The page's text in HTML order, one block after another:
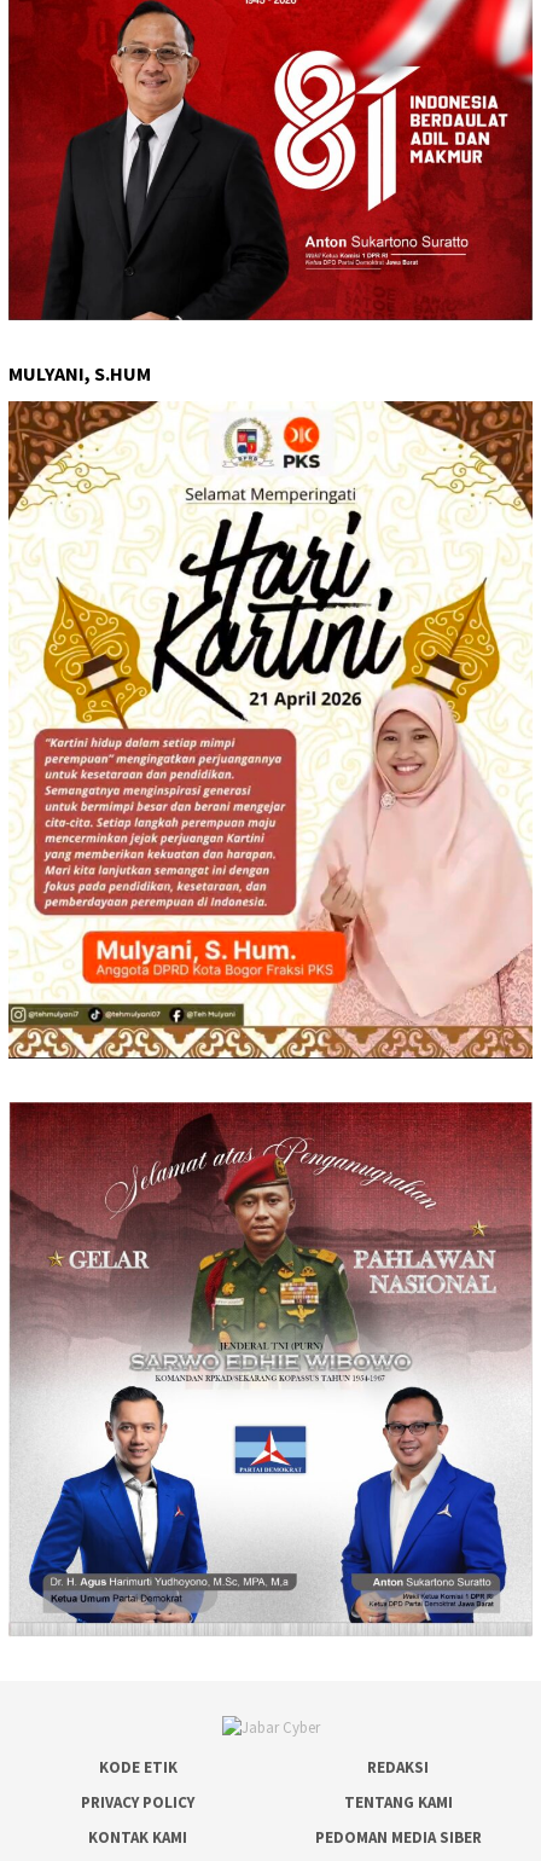
MULYANI, S.HUM
KODE ETIK
REDAKSI
PRIVACY POLICY
TENTANG KAMI
KONTAK KAMI
PEDOMAN MEDIA SIBER